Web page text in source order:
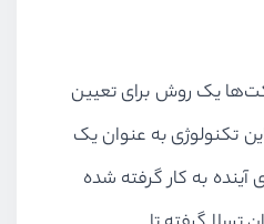
یک روش برای تعیین
تکنولوژی به عنوان یک
آینده به کار گرفته شده